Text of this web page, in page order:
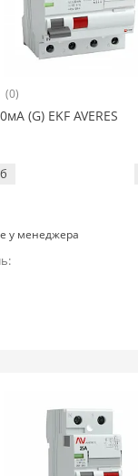
(0)
(G) EKF AVERES
у менеджера